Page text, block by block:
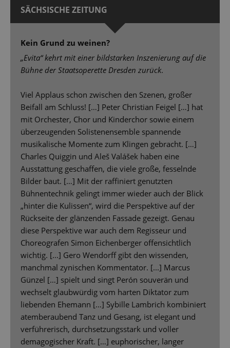
SÄCHSISCHE ZEITUNG
Kein Grund zu weinen?
„Evita“ kehrt mit einer bildstarken Inszenierung auf die
Bühne der Staatsoperette Dresden zurück.
Viel Applaus schon zwischen den Szenen, großer
Beifall am Schluss! […] Peter Christian Feigel […] hat
mit Orchester, Chor und Kinderchor sowie einem
überzeugenden Solistenensemble spannende
musikalische Momente zum Klingen gebracht. […]
Charles Quiggin und Aleš Valášek haben eine
Ausstattung geschaffen, die viele große, fesselnde
Bilder baut. […] Mit der raffiniert genutzten
Bühnentechnik gelingt immer wieder auch der Blick
„hinter die Kulissen“, wird die Perspektive auf der
Rückseite der glänzenden Fassade gezeigt. Genau
diese Perspektive war auch dem Regisseur und
Choreografen Simon Eichenberger offensichtlich
wichtig. [...] Gero Wendorff gibt den wissenden,
manchmal zynischen Kommentator. [...] Marcus
Günzel […] spielt und singt Perón souverän und
wechselt glaubwürdig vom harten Diktator zum
liebenden Ehemann […] Sybille Lambrich kombiniert
atemberaubend Tanz und Gesang, ist elegant und
verführerisch, durchsetzungsstark und voller
demagogischer Kraft. […] euphorischer, langer